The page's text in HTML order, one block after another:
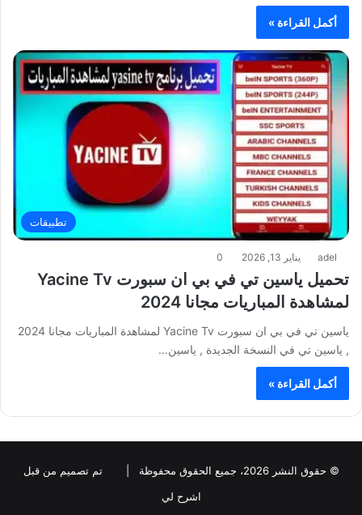
أكمل القراءة »
تطبيقات
adel يناير 13, 2026 0
تحميل ياسين تي في بي ان سبورت Yacine Tv
لمشاهدة المباريات مجانا 2024
ياسين تي في بي ان سبورت Yacine Tv لمشاهدة المباريات مجانا 2024
, ياسين تي في النسخة الجديدة , ياسين…
أكمل القراءة »
© حقوق النشر 2026، جميع الحقوق محفوظة |
تم تصميم من قبل
اشرح لي